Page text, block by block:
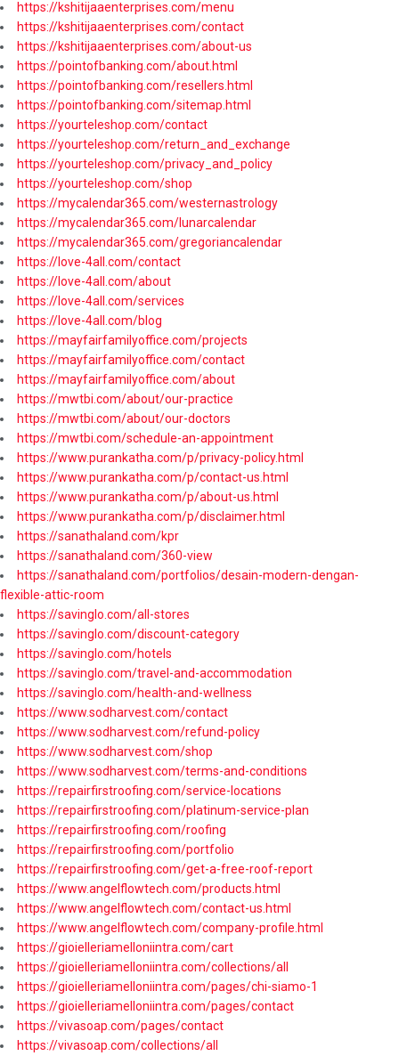
https://kshitijaaenterprises.com/menu
https://kshitijaaenterprises.com/contact
https://kshitijaaenterprises.com/about-us
https://pointofbanking.com/about.html
https://pointofbanking.com/resellers.html
https://pointofbanking.com/sitemap.html
https://yourteleshop.com/contact
https://yourteleshop.com/return_and_exchange
https://yourteleshop.com/privacy_and_policy
https://yourteleshop.com/shop
https://mycalendar365.com/westernastrology
https://mycalendar365.com/lunarcalendar
https://mycalendar365.com/gregoriancalendar
https://love-4all.com/contact
https://love-4all.com/about
https://love-4all.com/services
https://love-4all.com/blog
https://mayfairfamilyoffice.com/projects
https://mayfairfamilyoffice.com/contact
https://mayfairfamilyoffice.com/about
https://mwtbi.com/about/our-practice
https://mwtbi.com/about/our-doctors
https://mwtbi.com/schedule-an-appointment
https://www.purankatha.com/p/privacy-policy.html
https://www.purankatha.com/p/contact-us.html
https://www.purankatha.com/p/about-us.html
https://www.purankatha.com/p/disclaimer.html
https://sanathaland.com/kpr
https://sanathaland.com/360-view
https://sanathaland.com/portfolios/desain-modern-dengan-
flexible-attic-room
https://savinglo.com/all-stores
https://savinglo.com/discount-category
https://savinglo.com/hotels
https://savinglo.com/travel-and-accommodation
https://savinglo.com/health-and-wellness
https://www.sodharvest.com/contact
https://www.sodharvest.com/refund-policy
https://www.sodharvest.com/shop
https://www.sodharvest.com/terms-and-conditions
https://repairfirstroofing.com/service-locations
https://repairfirstroofing.com/platinum-service-plan
https://repairfirstroofing.com/roofing
https://repairfirstroofing.com/portfolio
https://repairfirstroofing.com/get-a-free-roof-report
https://www.angelflowtech.com/products.html
https://www.angelflowtech.com/contact-us.html
https://www.angelflowtech.com/company-profile.html
https://gioielleriamelloniintra.com/cart
https://gioielleriamelloniintra.com/collections/all
https://gioielleriamelloniintra.com/pages/chi-siamo-1
https://gioielleriamelloniintra.com/pages/contact
https://vivasoap.com/pages/contact
https://vivasoap.com/collections/all